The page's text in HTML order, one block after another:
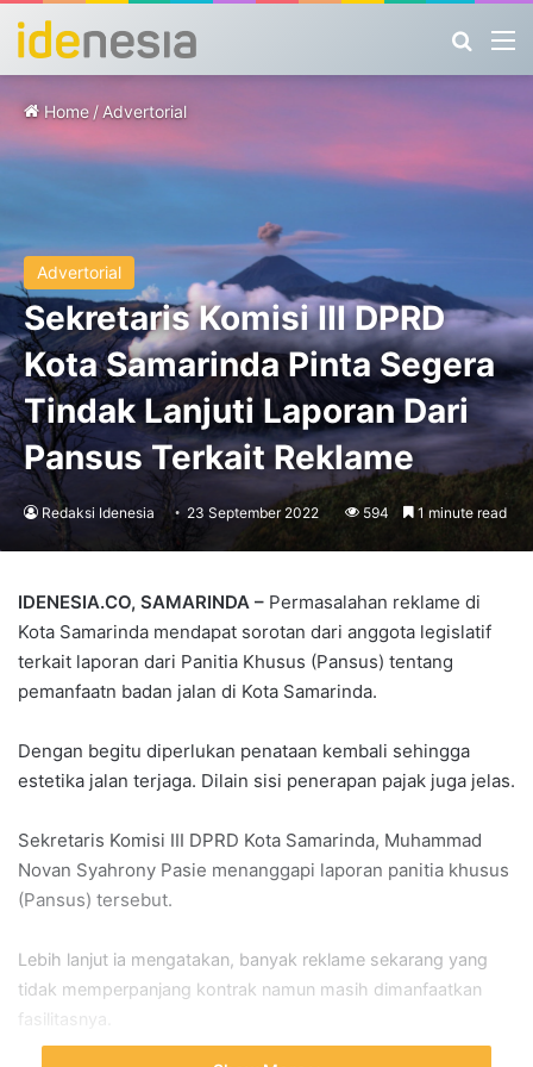
Home / Advertorial
Advertorial
Sekretaris Komisi III DPRD
Kota Samarinda Pinta Segera
Tindak Lanjuti Laporan Dari
Pansus Terkait Reklame
Redaksi Idenesia 23 September 2022 594 1 minute read
IDENESIA.CO, SAMARINDA – Permasalahan reklame di
Kota Samarinda mendapat sorotan dari anggota legislatif
terkait laporan dari Panitia Khusus (Pansus) tentang
pemanfaatn badan jalan di Kota Samarinda.
Dengan begitu diperlukan penataan kembali sehingga
estetika jalan terjaga. Dilain sisi penerapan pajak juga jelas.
Sekretaris Komisi III DPRD Kota Samarinda, Muhammad
Novan Syahrony Pasie menanggapi laporan panitia khusus
(Pansus) tersebut.
Lebih lanjut ia mengatakan, banyak reklame sekarang yang
tidak memperpanjang kontrak namun masih dimanfaatkan
fasilitasnya.